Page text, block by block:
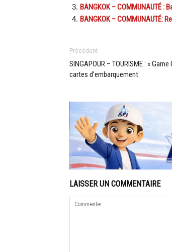
BANGKOK – COMMUNAUTÉ :
BANGKOK – COMMUNAUTÉ:
Précédent
SINGAPOUR – TOURISME : «
cartes d’embarquement
LAISSER UN COMMENTAIRE